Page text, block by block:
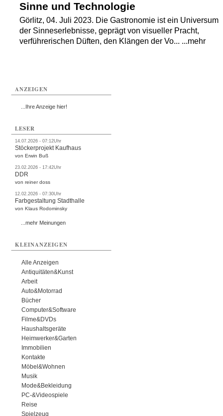
Sinne und Technologie
Görlitz, 04. Juli 2023. Die Gastronomie ist ein Universum
der Sinneserlebnisse, geprägt von visueller Pracht,
verführerischen Düften, den Klängen der Vo... ...mehr
ANZEIGEN
...Ihre Anzeige hier!
LESER
14.07.2026 - 07:12Uhr
Stöckerprojekt Kaufhaus
von Erwin Buß
23.02.2026 - 17:42Uhr
DDR
von reiner doss
12.02.2026 - 07:30Uhr
Farbgestaltung Stadthalle
von Klaus Rodominsky
...mehr Meinungen
KLEINANZEIGEN
Alle Anzeigen
Antiquitäten&Kunst
Arbeit
Auto&Motorrad
Bücher
Computer&Software
Filme&DVDs
Haushaltsgeräte
Heimwerker&Garten
Immobilien
Kontakte
Möbel&Wohnen
Musik
Mode&Bekleidung
PC-&Videospiele
Reise
Spielzeug